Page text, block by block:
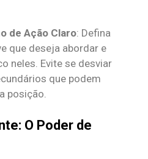
de Ação Claro: Defina
que deseja abordar e
neles. Evite se desviar
que podem
posição.
O Poder de